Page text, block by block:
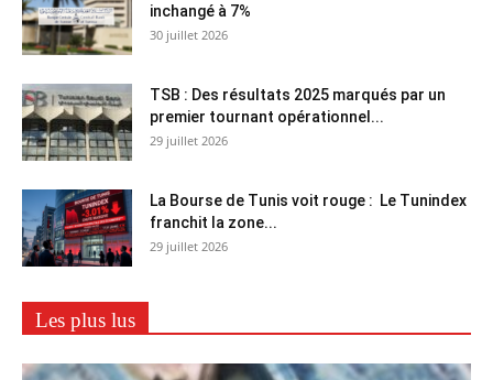
inchangé à 7%
30 juillet 2026
TSB : Des résultats 2025 marqués par un
premier tournant opérationnel...
29 juillet 2026
La Bourse de Tunis voit rouge : Le Tunindex
franchit la zone...
29 juillet 2026
Les plus lus